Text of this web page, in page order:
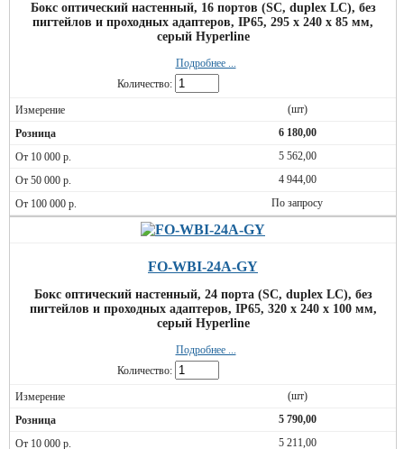
Бокс оптический настенный, 16 портов (SC, duplex LC), без
пигтейлов и проходных адаптеров, IP65, 295 х 240 х 85 мм,
серый Hyperline
Подробнее ...
Количество:
(шт)
6 180,00
5 562,00
4 944,00
По запросу
FO-WBI-24A-GY
Бокс оптический настенный, 24 порта (SC, duplex LC), без
пигтейлов и проходных адаптеров, IP65, 320 х 240 х 100 мм,
серый Hyperline
Подробнее ...
Количество:
(шт)
5 790,00
5 211,00